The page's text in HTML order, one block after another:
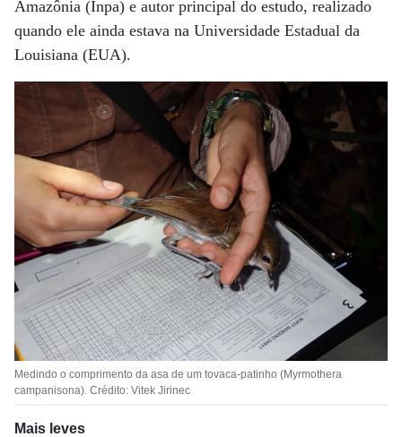
Amazônia (Inpa) e autor principal do estudo, realizado
quando ele ainda estava na Universidade Estadual da
Louisiana (EUA).
Medindo o comprimento da asa de um tovaca-patinho (Myrmothera
campanisona). Crédito: Vitek Jirinec
Mais leves